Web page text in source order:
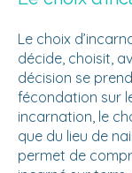
Le choix
décide, choisit,
décision se
fécondation sur
incarnation, le
que du lieu de
permet de